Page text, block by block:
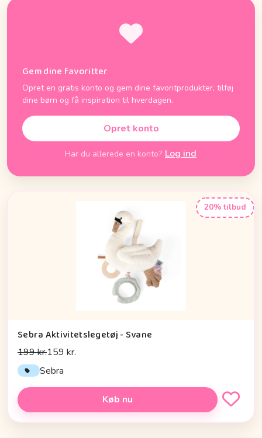
Gem dine favoritter
Opret en gratis konto og gem dine favoritprodukter, tilføj
dine børn og få inspiration til hverdagen.
Opret konto
Har du allerede en konto? Log ind
20% tilbud
Sebra Aktivitetslegetøj - Svane
199 kr.159 kr.
Sebra
Køb nu